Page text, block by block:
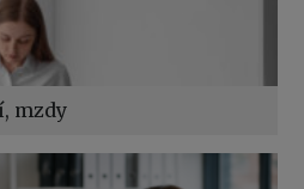
mzdy
straně zaměstnavatele